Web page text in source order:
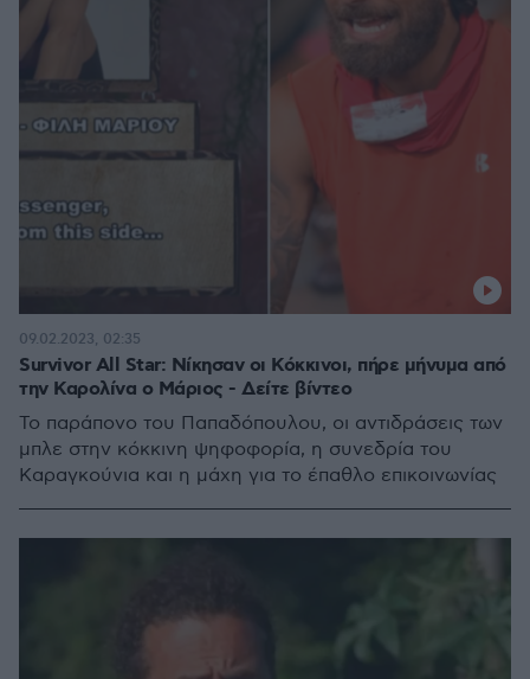
Survivor All Star: Νίκησαν οι Κόκκινοι, πήρε μήνυμα από
την Καρολίνα ο Μάριος - Δείτε βίντεο
Το παράπονο του Παπαδόπουλου, οι αντιδράσεις των
μπλε στην κόκκινη ψηφοφορία, η συνεδρία του
Καραγκούνια και η μάχη για το έπαθλο επικοινωνίας
09.02.2023, 02:35